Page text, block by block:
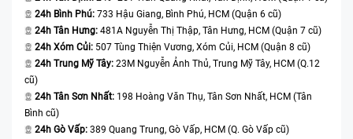
24h Bình Phú: 733 Hậu Giang, Bình Phú, HCM (Quận 6 cũ)
24h Tân Hưng: 481A Nguyễn Thị Thập, Tân Hưng, HCM (Quận 7 cũ)
24h Xóm Củi: 507 Tùng Thiện Vương, Xóm Củi, HCM (Quận 8 cũ)
24h Trung Mỹ Tây: 23M Nguyễn Ảnh Thủ, Trung Mỹ Tây, HCM (Q.12
cũ)
24h Tân Sơn Nhất: 198 Hoàng Văn Thụ, Tân Sơn Nhất, HCM (Tân
Bình cũ)
24h Gò Vấp: 389 Quang Trung, Gò Vấp, HCM (Q. Gò Vấp cũ)